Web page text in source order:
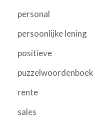
personal
persoonlijke lening
positieve
puzzelwoordenboek
rente
sales